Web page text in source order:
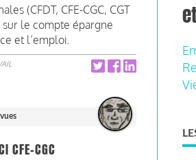
(CFDT, CFE-CGC, CGT
sur le compte épargne
et l’emploi.
CGC